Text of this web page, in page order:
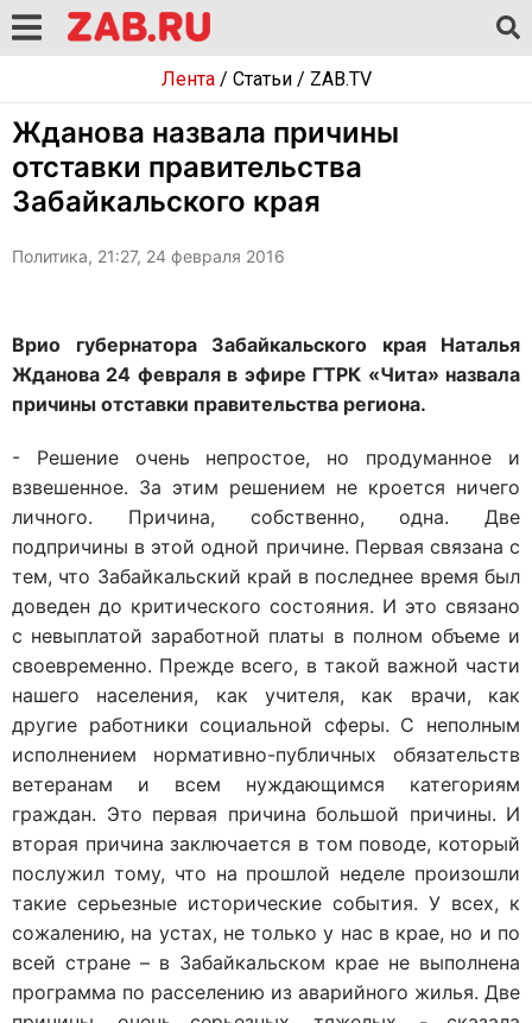
Лента/ Статьи/ ZAB.TV
Жданова назвала причины
отставки правительства
Забайкальского края
Политика, 21:27, 24 февраля 2016
Врио губернатора Забайкальского края Наталья
Жданова 24 февраля в эфире ГТРК «Чита» назвала
причины отставки правительства региона.
- Решение очень непростое, но продуманное и
взвешенное. За этим решением не кроется ничего
личного. Причина, собственно, одна. Две
подпричины в этой одной причине. Первая связана с
тем, что Забайкальский край в последнее время был
доведен до критического состояния. И это связано
с невыплатой заработной платы в полном объеме и
своевременно. Прежде всего, в такой важной части
нашего населения, как учителя, как врачи, как
другие работники социальной сферы. С неполным
исполнением нормативно-публичных обязательств
ветеранам и всем нуждающимся категориям
граждан. Это первая причина большой причины. И
вторая причина заключается в том поводе, который
послужил тому, что на прошлой неделе произошли
такие серьезные исторические события. У всех, к
сожалению, на устах, не только у нас в крае, но и по
всей стране – в Забайкальском крае не выполнена
программа по расселению из аварийного жилья. Две